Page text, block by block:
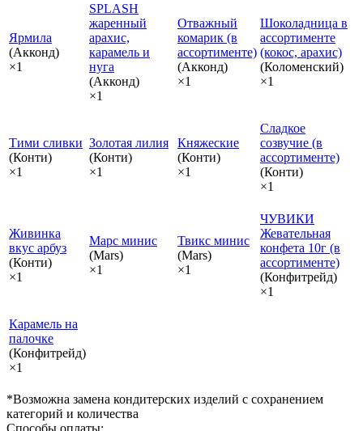
Ярмила
(Акконд)
×1
SPLASH
жаренный
арахис,
карамель и
нуга
(Акконд)
×1
Отважный
комарик (в
ассортименте)
(Акконд)
×1
Шоколадница в
ассортименте
(кокос, арахис)
(Коломенский)
×1
Тими сливки
(Конти)
×1
Золотая лилия
(Конти)
×1
Княжеские
(Конти)
×1
Сладкое
созвучие (в
ассортименте)
(Конти)
×1
Живинка
вкус арбуз
(Конти)
×1
Марс минис
(Mars)
×1
Твикс минис
(Mars)
×1
ЧУВИКИ
Жевательная
конфета 10г (в
ассортименте)
(Конфитрейд)
×1
Карамель на
палочке
(Конфитрейд)
×1
*Возможна замена кондитерских изделий с сохранением
категорий и количества
Способы оплаты: